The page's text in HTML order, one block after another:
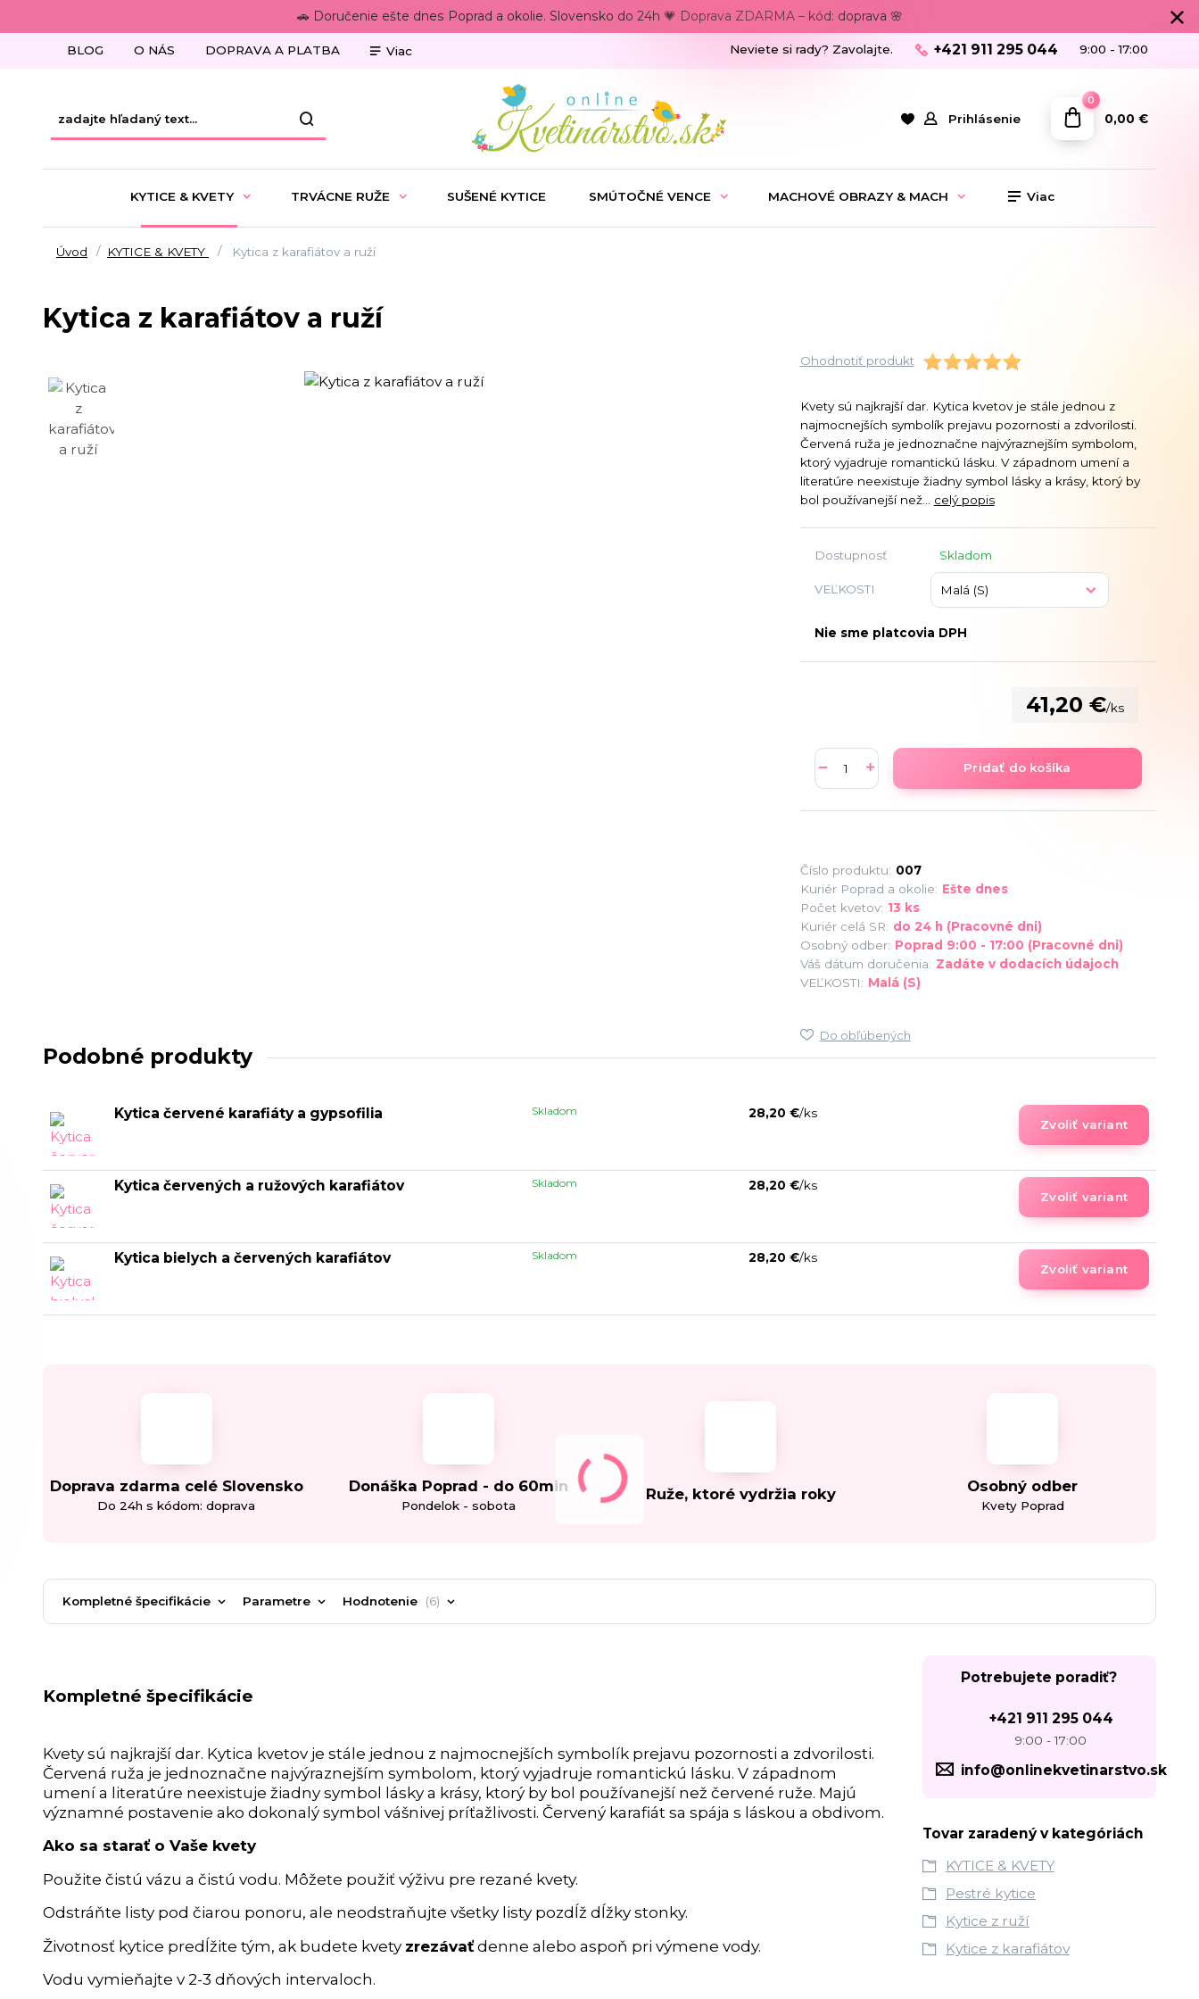
🚗 Doručenie ešte dnes Poprad a okolie. Slovensko do 24h 💗 Doprava ZDARMA – kód: doprava 🌸
BLOG O NÁS DOPRAVA A PLATBA Viac
Prihlásenie
Neviete si rady? Zavolajte. +421 911 295 044 9:00 - 17:00
0
0,00 €
KYTICE & KVETY TRVÁCNE RUŽE SUŠENÉ KYTICE SMÚTOČNÉ VENCE MACHOVÉ OBRAZY & MACH Viac
Úvod KYTICE & KVETY Kytica z karafiátov a ruží
Kytica z karafiátov a ruží
Ohodnotiť produkt
Kvety sú najkrajší dar. Kytica kvetov je stále jednou z
najmocnejších symbolík prejavu pozornosti a zdvorilosti.
Červená ruža je jednoznačne najvýraznejším symbolom,
ktorý vyjadruje romantickú lásku. V západnom umení a
literatúre neexistuje žiadny symbol lásky a krásy, ktorý by
bol používanejší než... celý popis
Dostupnosť Skladom
VEĽKOSTI
Nie sme platcovia DPH
41,20 €/ks
Pridať do košíka
Číslo produktu: 007
Kuriér Poprad a okolie: Ešte dnes
Počet kvetov: 13 ks
Kuriér celá SR: do 24 h (Pracovné dni)
Osobný odber: Poprad 9:00 - 17:00 (Pracovné dni)
Váš dátum doručenia: Zadáte v dodacích údajoch
VEĽKOSTI: Malá (S)
Do obľúbených
Podobné produkty
Kytica červené karafiáty a gypsofilia 28,20 €/ks
Skladom
Zvoliť variant
Kytica červených a ružových karafiátov 28,20 €/ks
Skladom
Zvoliť variant
Kytica bielych a červených karafiátov 28,20 €/ks
Skladom
Zvoliť variant
Doprava zdarma celé Slovensko
Do 24h s kódom: doprava
Donáška Poprad - do 60min
Pondelok - sobota
Ruže, ktoré vydržia roky Osobný odber
Kvety Poprad
Kompletné špecifikácie Parametre Hodnotenie 6
Kompletné špecifikácie
Kvety sú najkrajší dar. Kytica kvetov je stále jednou z najmocnejších symbolík prejavu pozornosti a zdvorilosti.
Červená ruža je jednoznačne najvýraznejším symbolom, ktorý vyjadruje romantickú lásku. V západnom
umení a literatúre neexistuje žiadny symbol lásky a krásy, ktorý by bol používanejší než červené ruže. Majú
významné postavenie ako dokonalý symbol vášnivej príťažlivosti. Červený karafiát sa spája s láskou a obdivom.
Ako sa starať o Vaše kvety
Použite čistú vázu a čistú vodu. Môžete použiť výživu pre rezané kvety.
Odstráňte listy pod čiarou ponoru, ale neodstraňujte všetky listy pozdĺž dĺžky stonky.
Životnosť kytice predĺžite tým, ak budete kvety zrezávaťdenne alebo aspoň pri výmene vody.
Vodu vymieňajte v 2-3 dňových intervaloch.
Potrebujete poradiť?
+421 911 295 044
9:00 - 17:00
info@onlinekvetinarstvo.sk
Tovar zaradený v kategóriách
KYTICE & KVETY
Pestré kytice
Kytice z ruží
Kytice z karafiátov